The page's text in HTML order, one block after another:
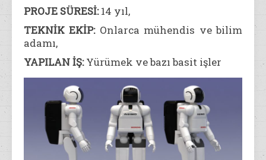
PROJE SÜRESİ:14 yıl,
TEKNİK EKİP:Onlarca mühendis ve bilim
adamı,
YAPILAN İŞ:Yürümek ve bazı basit işler